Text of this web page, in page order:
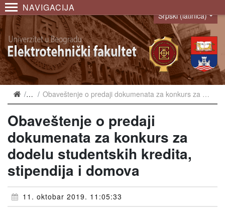
NAVIGACIJA
Language
Srpski (latinica)
VestiObaveštenje o predaji dokumenata za konkurs za dodelu studentskih kredita, stipendija i domova
Obaveštenje o predaji
dokumenata za konkurs za
dodelu studentskih kredita,
stipendija i domova
11. oktobar 2019. 11:05:33